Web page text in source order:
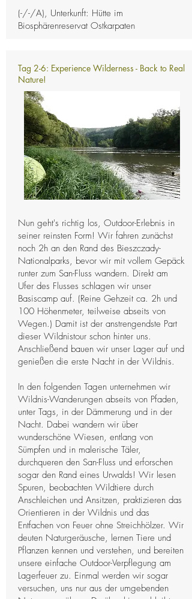
(-/-/A), Unterkunft: Hütte im
Biosphärenreservat Ostkarpaten
Tag 2-6: Experience Wilderness - Back to Real
Nature!
Nun geht's richtig los, Outdoor-Erlebnis in
seiner reinsten Form! Wir fahren zunächst
noch 2h an den Rand des Bieszczady-
Nationalparks, bevor wir mit vollem Gepäck
runter zum San-Fluss wandern. Direkt am
Ufer des Flusses schlagen wir unser
Basiscamp auf. (Reine Gehzeit ca. 2h und
100 Höhenmeter, teilweise abseits von
Wegen.) Damit ist der anstrengendste Part
dieser Wildnistour schon hinter uns.
Anschließend bauen wir unser Lager auf und
genießen die erste Nacht in der Wildnis.
In den folgenden Tagen unternehmen wir
Wildnis-Wanderungen abseits von Pfaden,
unter Tags, in der Dämmerung und in der
Nacht. Dabei wandern wir über
wunderschöne Wiesen, entlang von
Sümpfen und in malerische Täler,
durchqueren den San-Fluss und erforschen
sogar den Rand eines Urwalds! Wir lesen
Spuren, beobachten Wildtiere durch
Anschleichen und Ansitzen, praktizieren das
Orientieren in der Wildnis und das
Entfachen von Feuer ohne Streichhölzer. Wir
deuten Naturgeräusche, lernen Tiere und
Pflanzen kennen und verstehen, und bereiten
unsere einfache Outdoor-Verpflegung am
Lagerfeuer zu. Einmal werden wir sogar
versuchen, uns nur aus der umgebenden